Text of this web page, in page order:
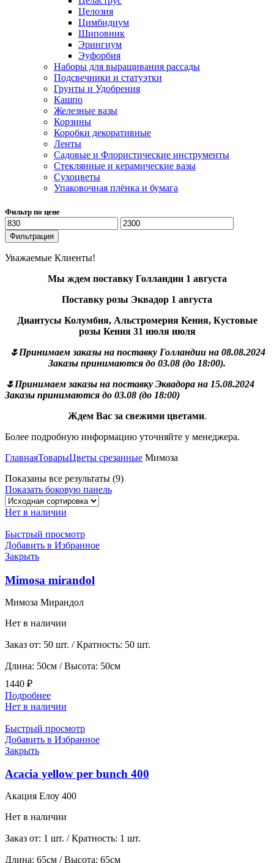
Целозия
Цимбидиум
Шиповник
Эрингиум
Эуфорбия
Наборы для выращивания рассады
Подсвечники и статуэтки
Грунты и Удобрения
Кашпо
Железные вазы
Корзины
Коробки декоративные
Ленты
Садовые и Флористические инструменты
Стеклянные и керамические вазы
Сухоцветы
Упаковочная плёнка и бумага
Фильтр по цене
Минимальная
цена
Максимальная
цена
Фильтрация
Уважаемые Клиенты!
Мы ждем поставку Голландии 1 августа
Поставку розы Эквадор 1 августа
Диантусы Колумбия, Альстромерия Кения, Кустовые
розы Кения 31 июля июля
🌷Принимаем заказы на поставку Голландии на 08.08.2024
Заказы принимаются до 03.08 (до 18:00).
🌷Принимаем заказы на поставку Эквадора на 15.08.2024
Заказы принимаются до 03.08 (до 18:00)
Ждем Вас за свежими цветами.
Более подробную информацию уточняйте у менеджера.
ГлавнаяТоварыЦветы срезанные Мимоза
Показаны все результаты (9)
Показать боковую панель
Нет в наличии
Быстрый просмотр
Добавить в Избранное
Закрыть
Mimosa mirandol
Мимоза Мирандол
Нет в наличии
Заказ от: 50 шт. / Кратность: 50 шт.
Длина: 50см / Высота: 50см
1440 ₽
Подробнее
Нет в наличии
Быстрый просмотр
Добавить в Избранное
Закрыть
Acacia yellow per bunch 400
Акация Елоу 400
Нет в наличии
Заказ от: 1 шт. / Кратность: 1 шт.
Длина: 65см / Высота: 65см